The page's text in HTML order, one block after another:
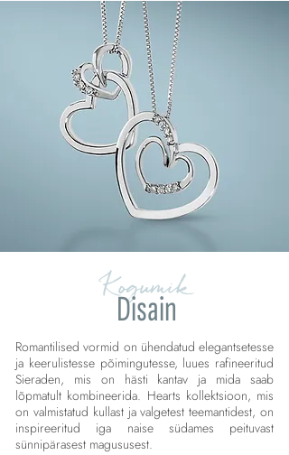
Kogumik
Disain
Romantilised vormid on ühendatud elegantsetesse
ja keerulistesse põimingutesse, luues rafineeritud
Sieraden, mis on hästi kantav ja mida saab
lõpmatult kombineerida. Hearts kollektsioon, mis
on valmistatud kullast ja valgetest teemantidest, on
inspireeritud iga naise südames peituvast
sünnipärasest magususest.